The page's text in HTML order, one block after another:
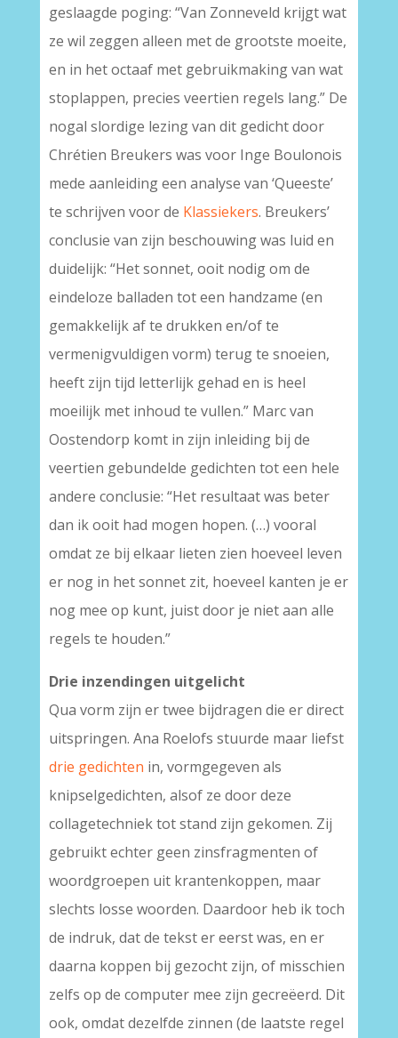
geslaagde poging: “Van Zonneveld krijgt wat
ze wil zeggen alleen met de grootste moeite,
en in het octaaf met gebruikmaking van wat
stoplappen, precies veertien regels lang.” De
nogal slordige lezing van dit gedicht door
Chrétien Breukers was voor Inge Boulonois
mede aanleiding een analyse van ‘Queeste’
te schrijven voor de Klassiekers. Breukers’
conclusie van zijn beschouwing was luid en
duidelijk: “Het sonnet, ooit nodig om de
eindeloze balladen tot een handzame (en
gemakkelijk af te drukken en/of te
vermenigvuldigen vorm) terug te snoeien,
heeft zijn tijd letterlijk gehad en is heel
moeilijk met inhoud te vullen.” Marc van
Oostendorp komt in zijn inleiding bij de
veertien gebundelde gedichten tot een hele
andere conclusie: “Het resultaat was beter
dan ik ooit had mogen hopen. (…) vooral
omdat ze bij elkaar lieten zien hoeveel leven
er nog in het sonnet zit, hoeveel kanten je er
nog mee op kunt, juist door je niet aan alle
regels te houden.”
Drie inzendingen uitgelicht
Qua vorm zijn er twee bijdragen die er direct
uitspringen. Ana Roelofs stuurde maar liefst
drie gedichten in, vormgegeven als
knipselgedichten, alsof ze door deze
collagetechniek tot stand zijn gekomen. Zij
gebruikt echter geen zinsfragmenten of
woordgroepen uit krantenkoppen, maar
slechts losse woorden. Daardoor heb ik toch
de indruk, dat de tekst er eerst was, en er
daarna koppen bij gezocht zijn, of misschien
zelfs op de computer mee zijn gecreëerd. Dit
ook, omdat dezelfde zinnen (de laatste regel